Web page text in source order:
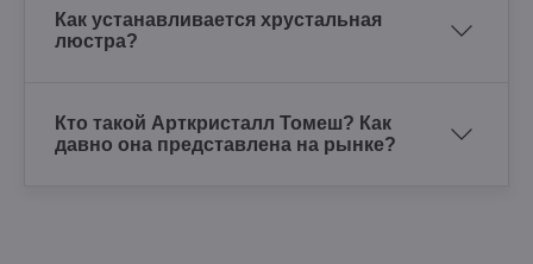
Как устанавливается хрустальная
люстра?
Кто такой Арткристалл Томеш? Как
давно она представлена на рынке?